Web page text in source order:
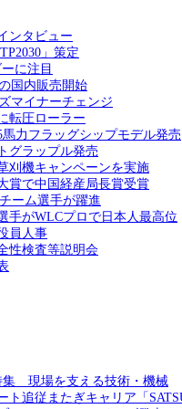
ンタビュー
」策定
に注目
国内販売開始
マイナーチェンジ
転圧ローラー
力フラッグシップモデル発売
グラップル発売
刈機キャンペーンを実施
賞で中国経産局長賞受賞
ーム選手が躍進
手がWLCプロで日本人最高位
員人事
性検査等説明会
集 現場を支える技術・機械
ト追従またぎキャリア「